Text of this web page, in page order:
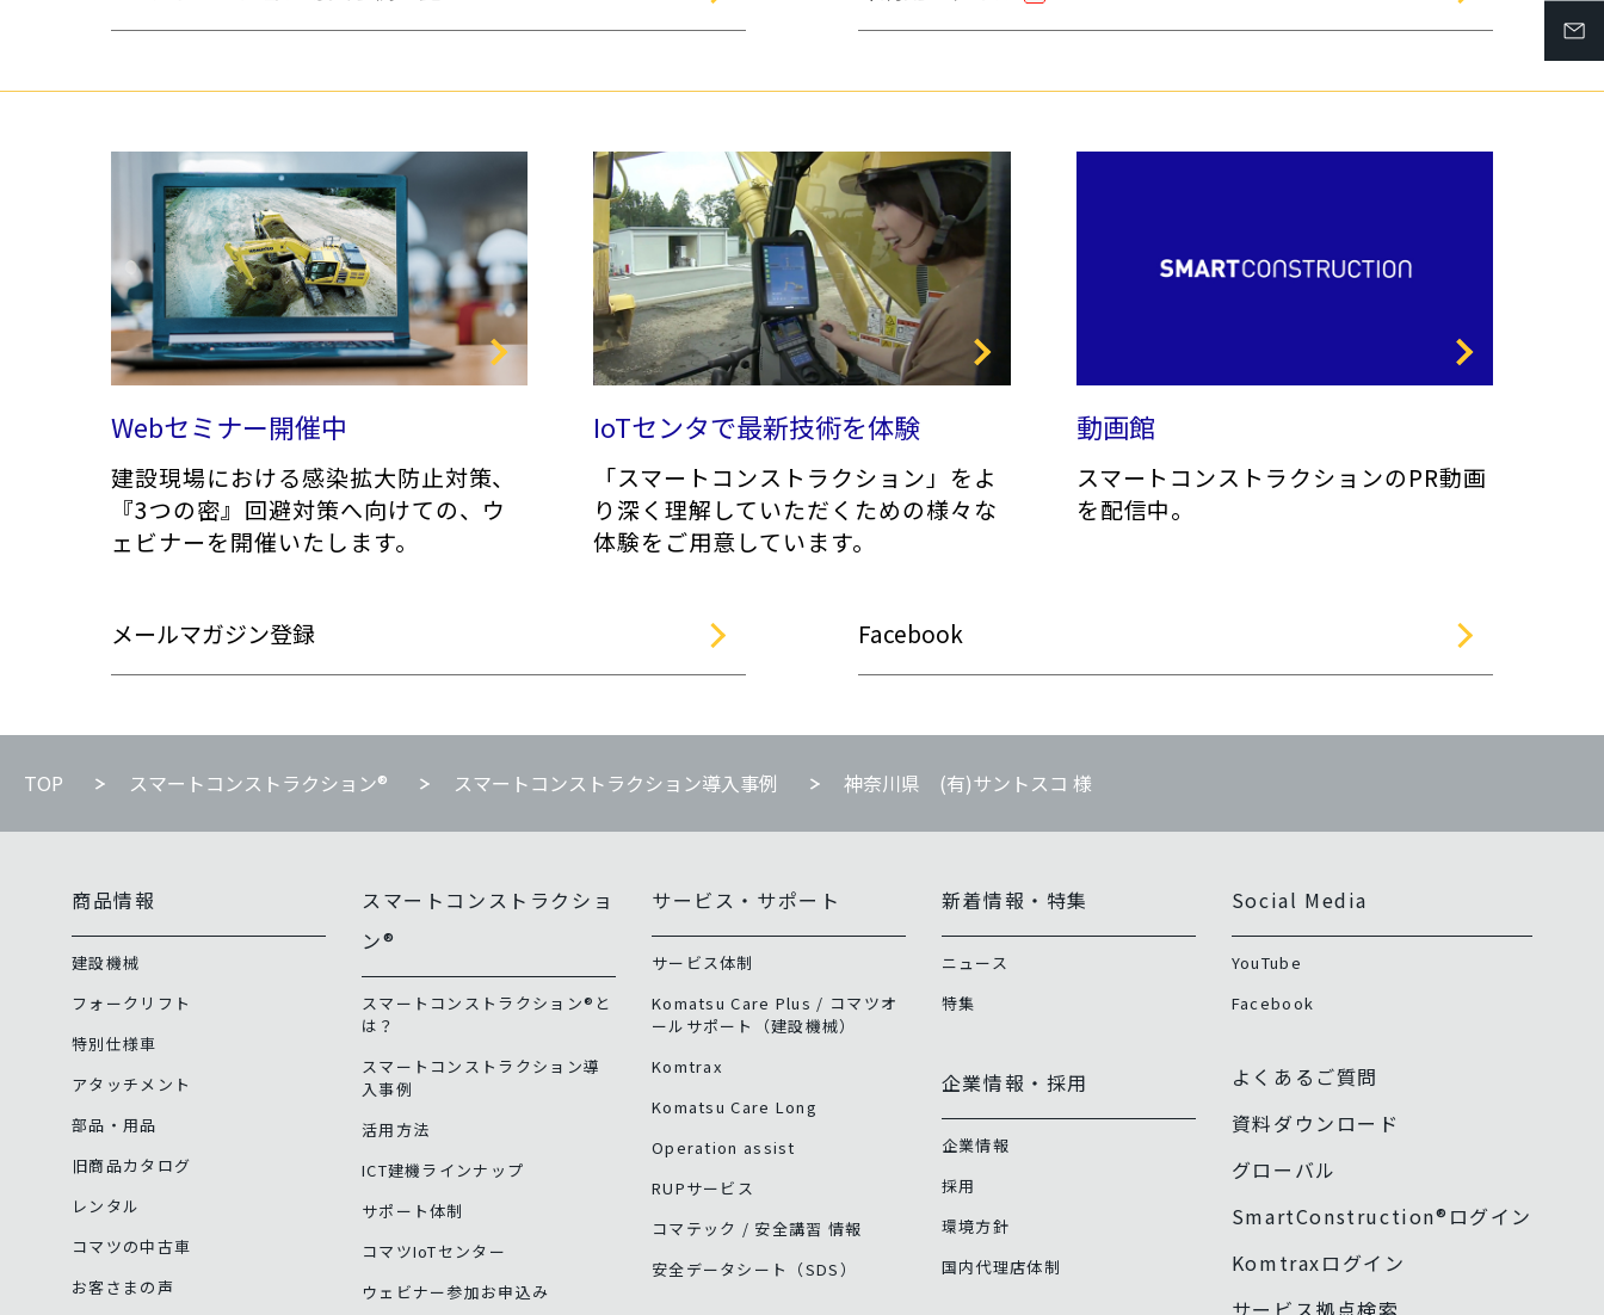
Webセミナー開催中
建設現場における感染拡大防止対策、
『3つの密』回避対策へ向けての、ウ
ェビナーを開催いたします。
IoTセンタで最新技術を体験
「スマートコンストラクション」をよ
り深く理解していただくための様々な
体験をご用意しています。
動画館
スマートコンストラクションのPR動画
を配信中。
メールマガジン登録 Facebook
TOP スマートコンストラクション® スマートコンストラクション導入事例 神奈川県 (有)サントスコ 様
商品情報
建設機械
フォークリフト
特別仕様車
アタッチメント
部品・用品
旧商品カタログ
レンタル
コマツの中古車
お客さまの声
スマートコンストラクショ
ン®
スマートコンストラクション®と
は？
スマートコンストラクション導
入事例
活用方法
ICT建機ラインナップ
サポート体制
コマツIoTセンター
ウェビナー参加お申込み
サービス・サポート
サービス体制
Komatsu Care Plus / コマツオ
ールサポート（建設機械）
Komtrax
Komatsu Care Long
Operation assist
RUPサービス
コマテック / 安全講習 情報
安全データシート（SDS）
新着情報・特集
ニュース
特集
企業情報・採用
企業情報
採用
環境方針
国内代理店体制
Social Media
YouTube
Facebook
よくあるご質問
資料ダウンロード
グローバル
SmartConstruction®ログイン
Komtraxログイン